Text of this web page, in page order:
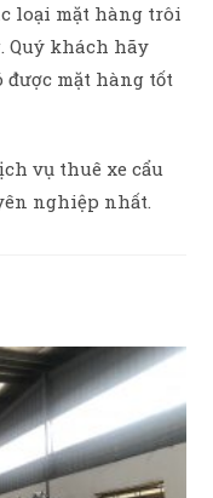
loại mặt hàng trôi
Quý khách hãy
được mặt hàng tốt
vụ thuê xe cẩu
nghiệp nhất.